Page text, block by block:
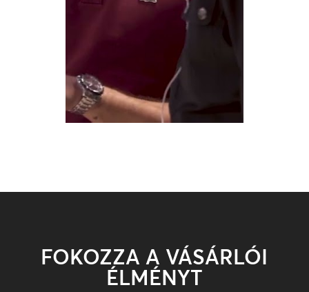
FOKOZZA A VÁSÁRLÓI
ÉLMÉNYT